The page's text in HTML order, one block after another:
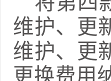
维护、更
维护、更
更换费用